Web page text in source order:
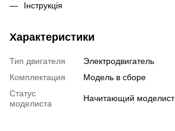
Інструкція
Характеристики
Тип двигателя
Электродвигатель
Комплектация
Модель в сборе
Статус
моделиста
Начитающий моделист